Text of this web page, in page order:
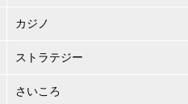
カジノ
ストラテジー
さいころ